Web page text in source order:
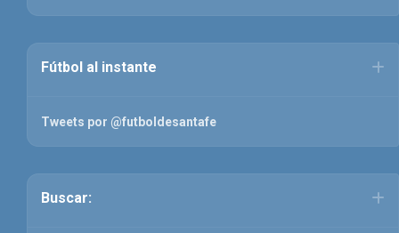
Fútbol al instante
Tweets por @futboldesantafe
Buscar: